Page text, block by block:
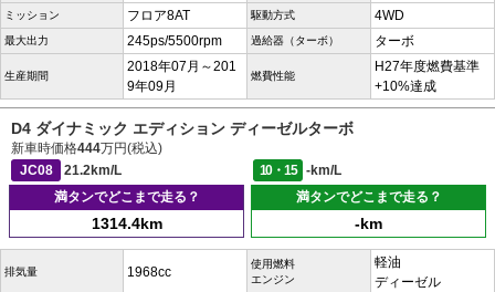
ミッション フロア8AT 駆動方式 4WD
最大出力 245ps/5500rpm 過給器（ターボ） ターボ
生産期間
2018年07月～201
9年09月
燃費性能
H27年度燃費基準
+10%達成
D4 ダイナミック エディション ディーゼルターボ
新車時価格444万円(税込)
JC08
21.2km/L 10・15
-km/L
満タンでどこまで走る？
1314.4km
満タンでどこまで走る？
-km
排気量 1968cc
使用燃料
エンジン
軽油
ディーゼル